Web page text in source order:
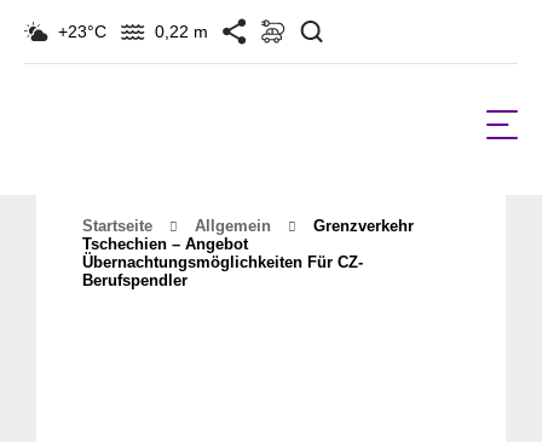
+23°C 0,22 m
Startseite Allgemein
Grenzverkehr
Tschechien – Angebot
Übernachtungsmöglichkeiten Für CZ-
Berufspendler